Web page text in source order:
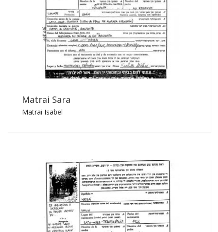
Matrai Sara
Matrai Isabel